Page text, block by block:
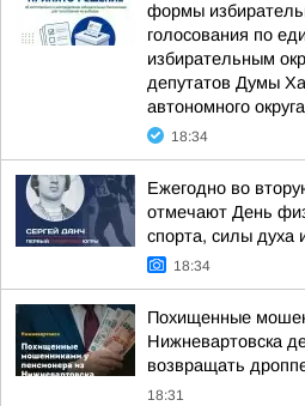
формы
голосования по
избирательным
депутатов Думы
автономного
18:34
Ежегодно во
отмечают День
спорта, силы духа
18:34
Похищенные
Нижневартовска
возвращать
18:31